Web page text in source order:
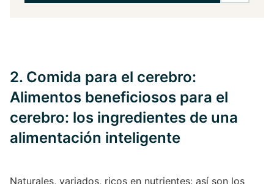
2. Comida para el cerebro:
Alimentos beneficiosos para el
cerebro: los ingredientes de una
alimentación inteligente
Naturales, variados, ricos en nutrientes: así son los